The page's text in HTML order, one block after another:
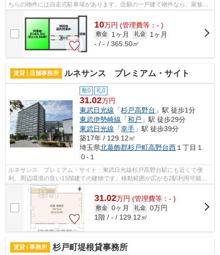
ちらの物件には自走式駐車場があります。念願の一戸建て物件なら、家族で
10万円 (管理費等：- )
敷金 1ヶ月 礼金
1ヶ月
- / - / 365.50㎡
賃貸 | 店舗事務所 ルネサンス プレミアム・サイト
敷0 礼0
31.02万円
東武日光線 「杉戸高野台 」駅 徒歩1分
東武伊勢崎線 「和戸 」駅 徒歩29分
東武日光線 「幸手 」駅 徒歩39分
築17年 / 129.12㎡
埼玉県北葛飾郡杉戸町高野台西 １丁目１
０-１
ルネサンス プレミアム・サイト：東武日光線杉戸高野台駅にも近くて便
利。周辺環境の良い15階建ての建物です。移動範囲が広がる2駅利用可能な
物件です。駅から徒歩1分というアクセス...
31.02万円 (管理費等：- )
敷金 0ヶ月 礼金 0万円
1階 / - / 129.12㎡
賃貸 | 事務所 杉戸町堤根貸事務所